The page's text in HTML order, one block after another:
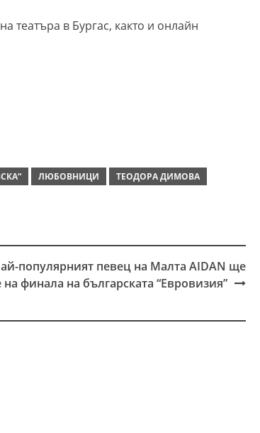
театъра в Бургас, както и онлайн
ЛЮБОВНИЦИ ТЕОДОРА ДИМОВА
популярният певец на Малта AIDAN ще
на финала на българската “Евровизия”